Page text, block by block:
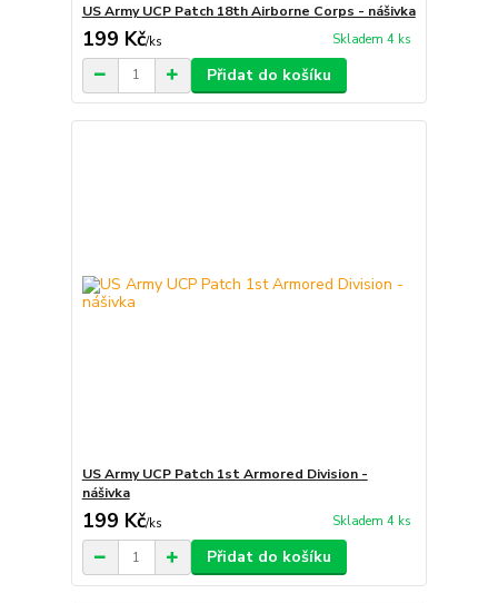
US Army UCP Patch 18th Airborne Corps - nášivka
199 Kč/ks Skladem 4 ks
Přidat do košíku
US Army UCP Patch 1st Armored Division -
nášivka
199 Kč/ks Skladem 4 ks
Přidat do košíku